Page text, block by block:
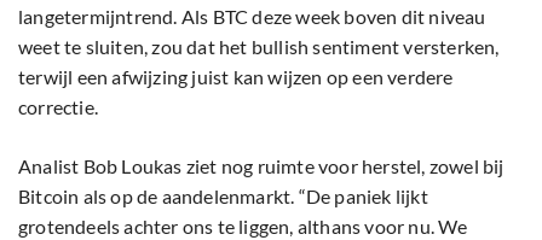
langetermijntrend. Als BTC deze week boven dit niveau
weet te sluiten, zou dat het bullish sentiment versterken,
terwijl een afwijzing juist kan wijzen op een verdere
correctie.
Analist Bob Loukas ziet nog ruimte voor herstel, zowel bij
Bitcoin als op de aandelenmarkt. “De paniek lijkt
grotendeels achter ons te liggen, althans voor nu. We